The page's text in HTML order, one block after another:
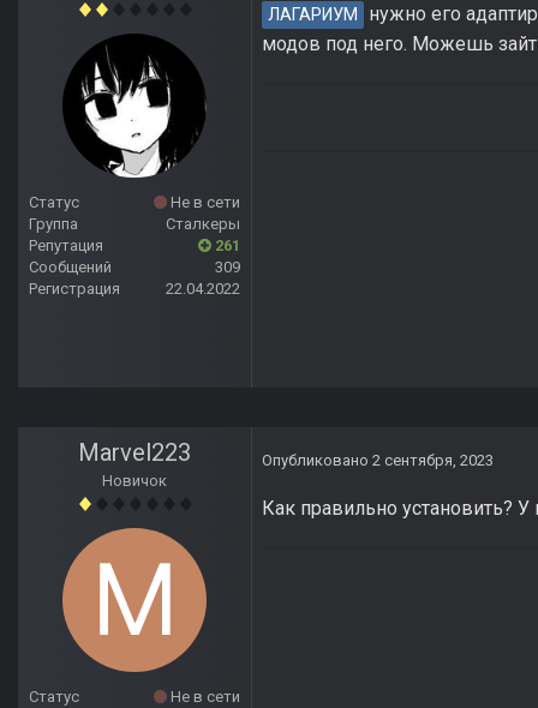
Статус
Не в сети
Группа
Сталкеры
Репутация
261
Сообщений
309
Регистрация
22.04.2022
ЛАГАРИУМ
нужно его
модов под него. Можешь
Marvel223
Новичок
Статус
Не в сети
Опубликовано 2 сентября, 2023
Как правильно установить?